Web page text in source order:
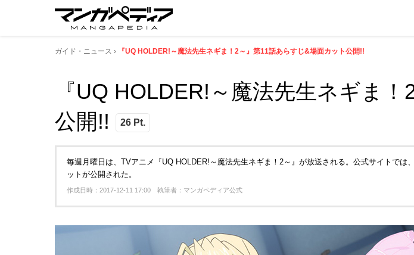
ガイド・ニュース 『UQ HOLDER!～魔法先生ネギま！2～』第11話あらすじ&場面カット公開!!
『UQ HOLDER!～魔法先生ネギま
公開!!
26 Pt.
毎週月曜日は、TVアニメ『UQ HOLDER!～魔法先生ネギま！2～』が放送される。公式サイトでは
ットが公開された。
作成日時：2017-12-11 17:00 執筆者：マンガペディア公式